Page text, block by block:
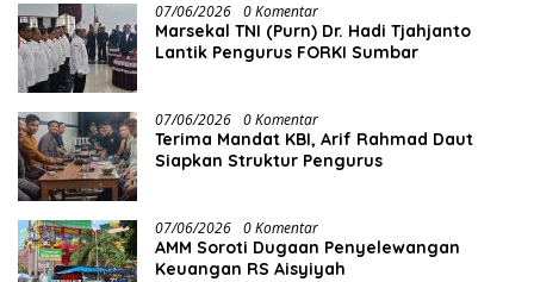
07/06/2026 0 Komentar
Marsekal TNI (Purn) Dr. Hadi Tjahjanto
Lantik Pengurus FORKI Sumbar
07/06/2026 0 Komentar
Terima Mandat KBI, Arif Rahmad Daut
Siapkan Struktur Pengurus
07/06/2026 0 Komentar
AMM Soroti Dugaan Penyelewangan
Keuangan RS Aisyiyah